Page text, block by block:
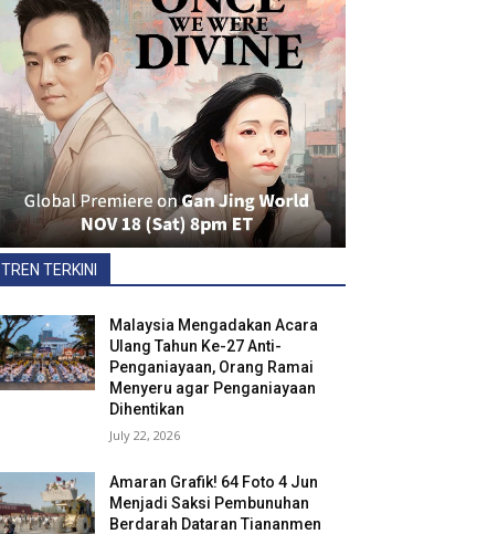
TREN TERKINI
Malaysia Mengadakan Acara
Ulang Tahun Ke-27 Anti-
Penganiayaan, Orang Ramai
Menyeru agar Penganiayaan
Dihentikan
July 22, 2026
Amaran Grafik! 64 Foto 4 Jun
Menjadi Saksi Pembunuhan
Berdarah Dataran Tiananmen